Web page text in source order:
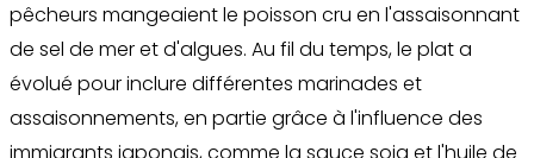
pêcheurs mangeaient le poisson cru en l'assaisonnant
de sel de mer et d'algues. Au fil du temps, le plat a
évolué pour inclure différentes marinades et
assaisonnements, en partie grâce à l'influence des